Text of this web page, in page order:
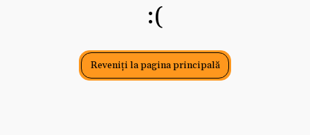
:(
Reveniți la pagina principală